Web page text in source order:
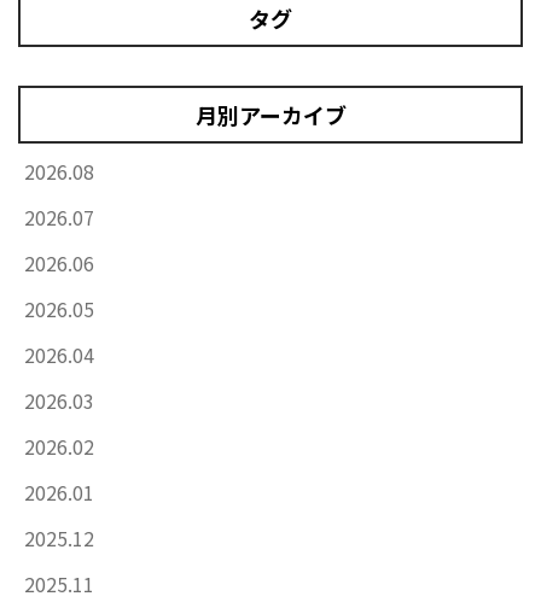
タグ
月別アーカイブ
2026.08
2026.07
2026.06
2026.05
2026.04
2026.03
2026.02
2026.01
2025.12
2025.11